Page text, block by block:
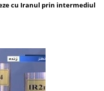
cu Iranul prin intermediul